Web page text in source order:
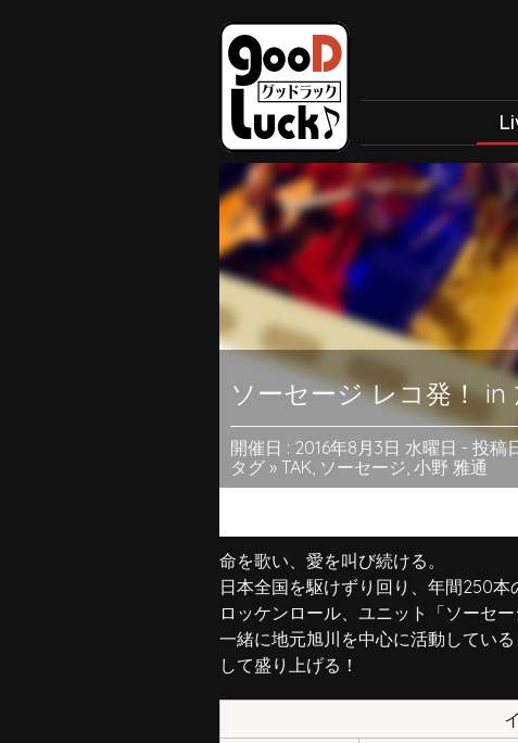
ソーセージ レコ発！ in
開催日 : 2016年8月3日 水曜日 - 投稿
タグ » TAK, ソーセージ, 小野 雅通
命を歌い、愛を叫び続ける。
日本全国を駆けずり回り、年間250本
ロッケンロール、ユニット「ソーセ
一緒に地元旭川を中心に活動してい
して盛り上げる！